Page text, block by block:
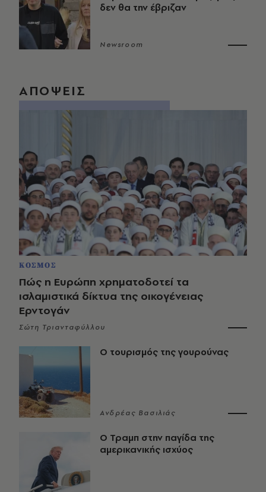
δεν θα την έβριζαν
Newsroom
ΑΠΟΨΕΙΣ
ΚΟΣΜΟΣ
Πώς η Ευρώπη χρηματοδοτεί τα
ισλαμιστικά δίκτυα της οικογένειας
Ερντογάν
Σώτη Τριανταφύλλου
Ο τουρισμός της γουρούνας
Ανδρέας Βασιλιάς
Ο Τραμπ στην παγίδα της
αμερικανικής ισχύος